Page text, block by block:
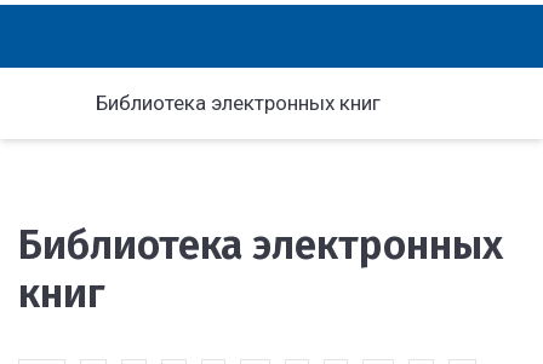
Библиотека электронных книг
Библиотека электронных
книг